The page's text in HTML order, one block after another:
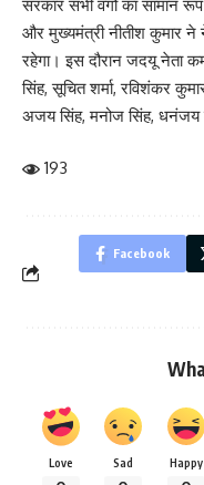
सरकार सभी वर्गो का सामान
और मुख्यमंत्री नीतीश कुमार
रहेगा। इस दौरान जदयू नेता
सिंह, सूचित शर्मा, रविशंकर
अजय सिंह, मनोज सिंह, धनंजय
193
Facebook
Love Sad Happy